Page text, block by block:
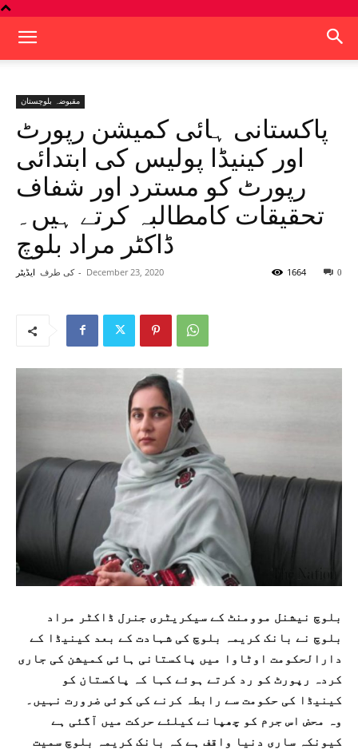
مقبوضہ بلوچستان
پاکستانی ہائی کمیشن رپورٹ
اور کینیڈا پولیس کی ابتدائی
رپورٹ کو مسترد اور شفاف
تحقیقات کامطالبہ کرتے ہیں۔
ڈاکٹر مراد بلوچ
کی طرف ایڈیٹر - December 23, 2020 0
1664
بلوچ نیشنل موومنٹ کے سیکریٹری جنرل ڈاکٹر مراد
بلوچ نے بانک کریمہ بلوچ کی شہادت کے بعد کینیڈا کے
دارالحکومت اوٹاوا میں پاکستانی ہائی کمیشن کی جاری
کردہ رپورٹ کو رد کرتے ہوئے کہا کہ پاکستان کو
کینیڈا کی حکومت سے رابطہ کرنے کی کوئی ضرورت نہیں۔
وہ محض اس جرم کو چھپانے کیلئے حرکت میں آگئی ہے
کیونکہ ساری دنیا واقف ہے کہ بانک کریمہ بلوچ سمیت